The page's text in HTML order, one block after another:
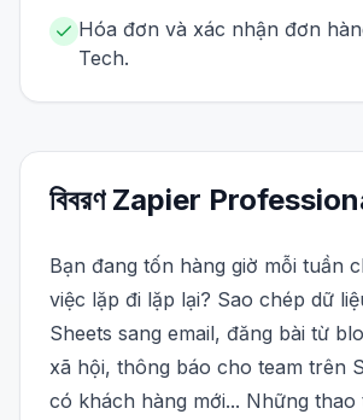
Hóa đơn và xác nhận đơn
Tech.
বিবরণ Zapier
Bạn đang tốn hàng giờ mỗi tuần
việc lặp đi lặp lại? Sao chép dữ
Sheets sang email, đăng bài từ
xã hội, thông báo cho team trên
có khách hàng mới... Những thao